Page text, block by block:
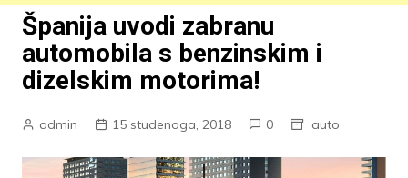
Španija uvodi zabranu
automobila s benzinskim i
dizelskim motorima!
admin 15 studenoga, 2018 0 auto